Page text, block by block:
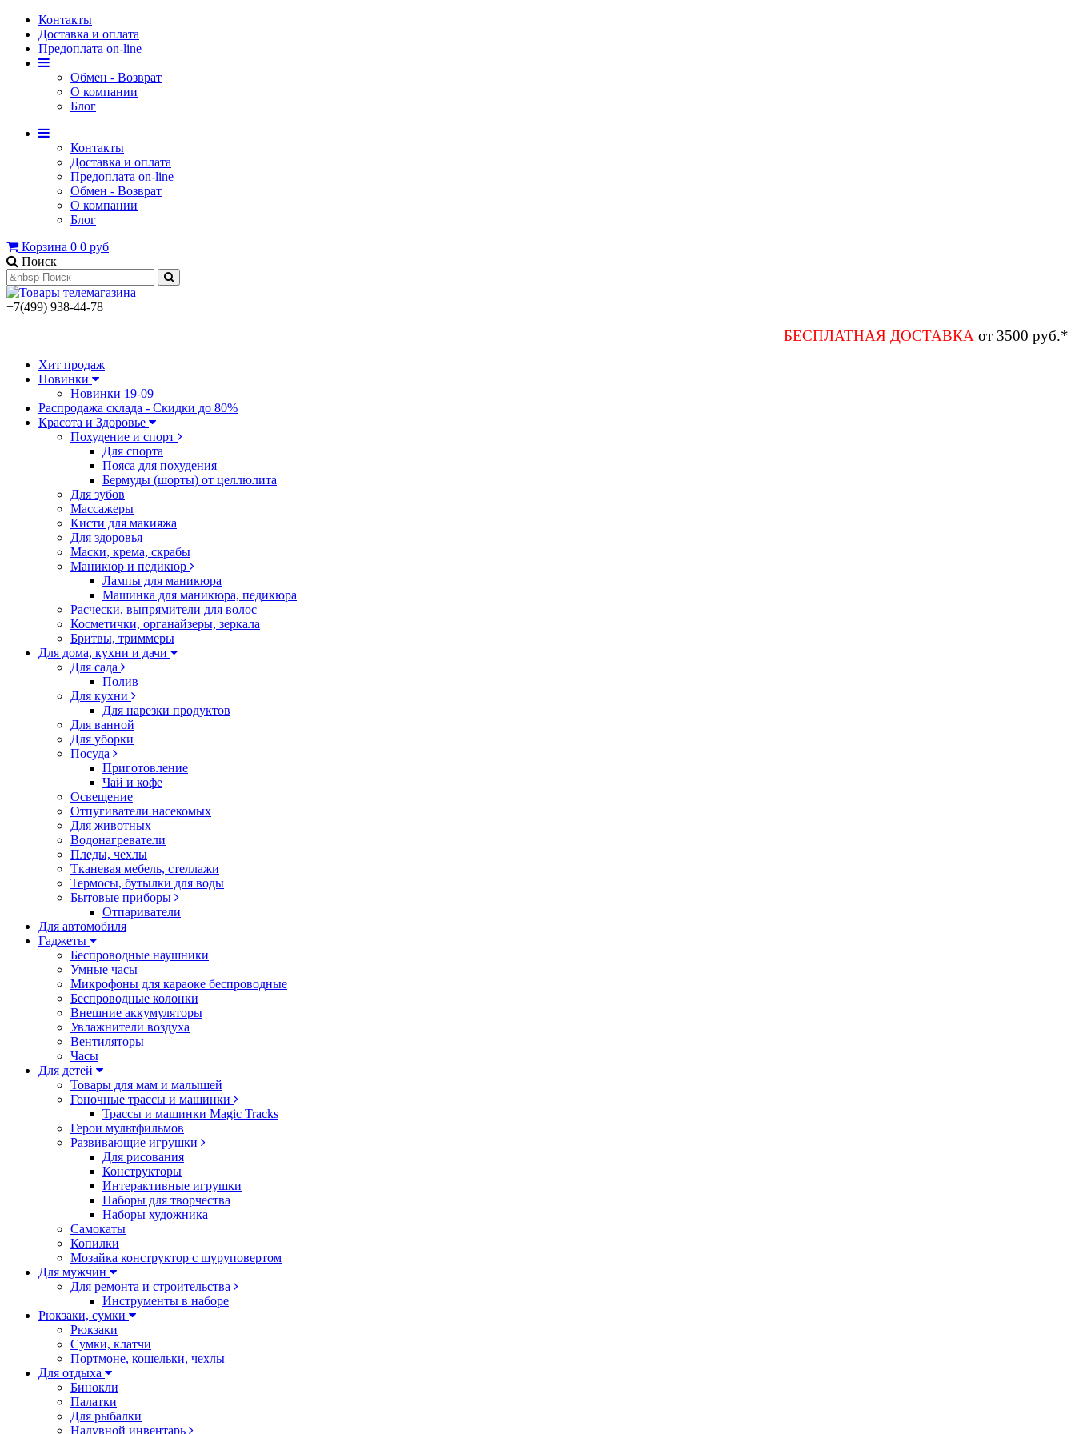
Контакты
Доставка и оплата
Предоплата on-line
Обмен - Возврат
О компании
Блог
Контакты
Доставка и оплата
Предоплата on-line
Обмен - Возврат
О компании
Блог
Корзина 0 0 руб
Поиск
+7(499) 938-44-78
БЕСПЛАТНАЯ ДОСТАВКА от 3500 руб.*
Хит продаж
Новинки
Новинки 19-09
Распродажа склада - Скидки до 80%
Красота и Здоровье
Похудение и спорт
Для спорта
Пояса для похудения
Бермуды (шорты) от целлюлита
Для зубов
Массажеры
Кисти для макияжа
Для здоровья
Маски, крема, скрабы
Маникюр и педикюр
Лампы для маникюра
Машинка для маникюра, педикюра
Расчески, выпрямители для волос
Косметички, органайзеры, зеркала
Бритвы, триммеры
Для дома, кухни и дачи
Для сада
Полив
Для кухни
Для нарезки продуктов
Для ванной
Для уборки
Посуда
Приготовление
Чай и кофе
Освещение
Отпугиватели насекомых
Для животных
Водонагреватели
Пледы, чехлы
Тканевая мебель, стеллажи
Термосы, бутылки для воды
Бытовые приборы
Отпариватели
Для автомобиля
Гаджеты
Беспроводные наушники
Умные часы
Микрофоны для караоке беспроводные
Беспроводные колонки
Внешние аккумуляторы
Увлажнители воздуха
Вентиляторы
Часы
Для детей
Товары для мам и малышей
Гоночные трассы и машинки
Трассы и машинки Magic Tracks
Герои мультфильмов
Развивающие игрушки
Для рисования
Конструкторы
Интерактивные игрушки
Наборы для творчества
Наборы художника
Самокаты
Копилки
Мозайка конструктор с шуруповертом
Для мужчин
Для ремонта и строительства
Инструменты в наборе
Рюкзаки, сумки
Рюкзаки
Сумки, клатчи
Портмоне, кошельки, чехлы
Для отдыха
Бинокли
Палатки
Для рыбалки
Надувной инвентарь